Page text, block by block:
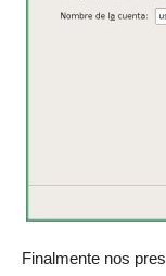
Finalmente nos